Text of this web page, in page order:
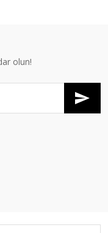
olun!